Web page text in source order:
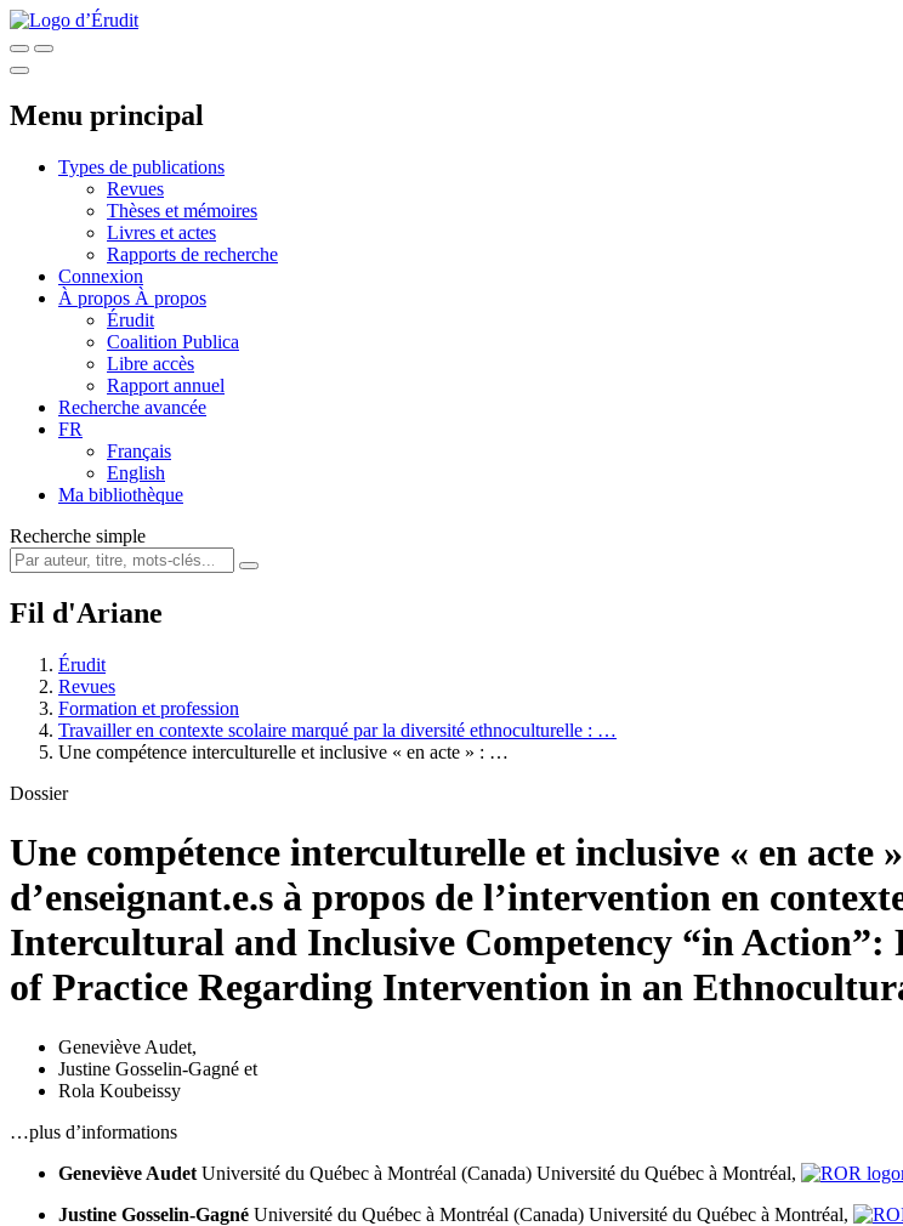
Menu principal
Types de publications
Revues
Thèses et mémoires
Livres et actes
Rapports de recherche
Connexion
À propos À propos
Érudit
Coalition Publica
Libre accès
Rapport annuel
Recherche avancée
FR
Français
English
Ma bibliothèque
Recherche simple
Fil d'Ariane
Érudit
Revues
Formation et profession
Travailler en contexte scolaire marqué par la diversité ethnoculturelle : …
Une compétence interculturelle et inclusive « en acte » : …
Dossier
Une compétence interculturelle et inclusive « en acte
d’enseignant.e.s à propos de l’intervention en
Intercultural and Inclusive Competency “in Action”:
of Practice Regarding Intervention in an
Geneviève Audet,
Justine Gosselin-Gagné et
Rola Koubeissy
…plus d’informations
Geneviève Audet Université du Québec à Montréal (Canada) Université du Québec à Montréal,
Justine Gosselin-Gagné Université du Québec à Montréal (Canada) Université du Québec à Montréal,